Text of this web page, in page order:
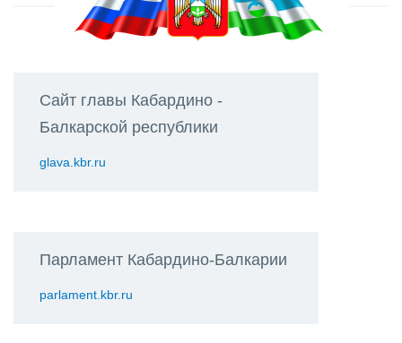
Сайт главы Кабардино -
Балкарской республики
glava.kbr.ru
Парламент Кабардино-Балкарии
parlament.kbr.ru